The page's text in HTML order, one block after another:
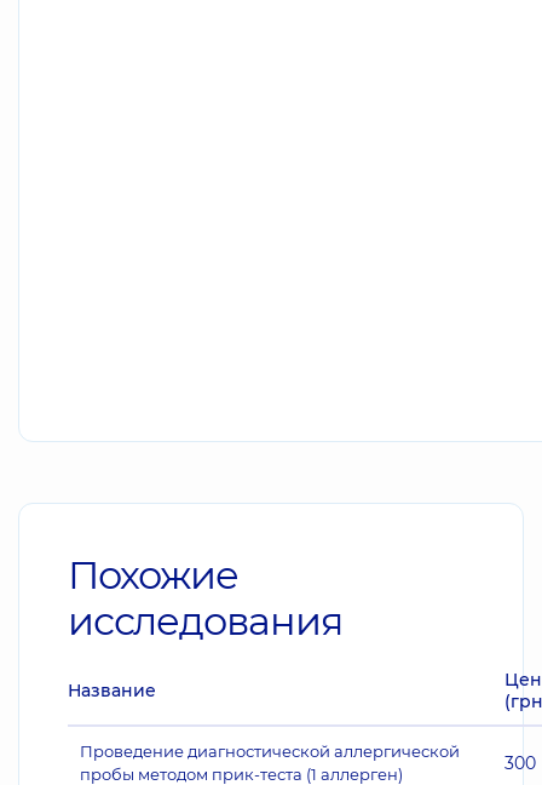
Похожие
исследования
Название
Проведение диагностической аллергической
пробы методом прик-теста (1 аллерген)
300